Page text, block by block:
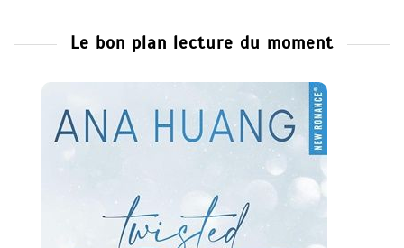
Le bon plan lecture du moment